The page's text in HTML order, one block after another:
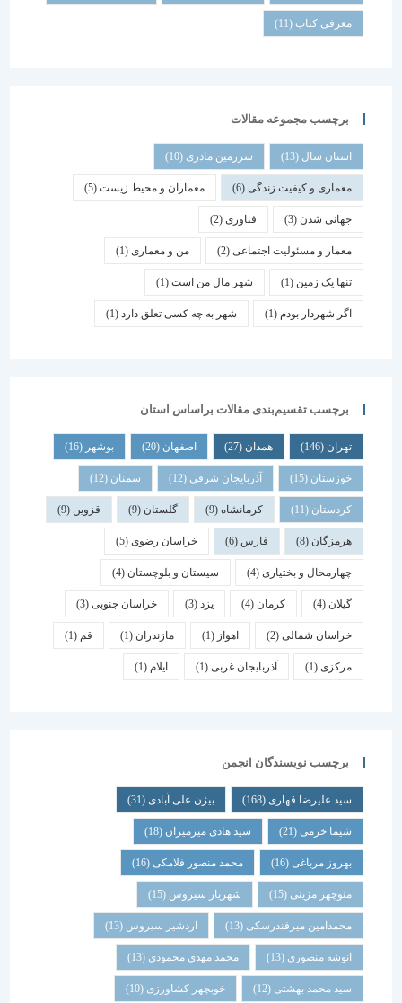
معرفی کتاب(11)
برچسب مجموعه مقالات
استان سال(13) سرزمین مادری(10)
معماری و کیفیت زندگی(6) معماران و محیط زیست(5)
جهانی شدن(3) فناوری (2)
معمار و مسئولیت اجتماعی (2) من و معماری (1)
تنها یک زمین(1) شهر مال من است(1)
اگر شهردار بودم (1) شهر به چه کسی تعلق دارد(1)
برچسب تقسیم‌بندی مقالات براساس استان
همدان اصفهان (20) بوشهر
خوزستان(15) آذربایجان شرقی(12) سمنان (12)
کردستان(11) کرمانشاه(9) گلستان (9) قزوین
هرمزگان(8) فارس خراسان رضوی(5)
چهارمحال و بختیاری (4) سیستان و بلوچستان(4)
کرمان یزد خراسان جنوبی(3)
خراسان شمالی(2) اهواز مازندران(1) قم
(1) آذربایجان غربی(1) ایلام
برچسب نویسندگان انجمن
سید علیرضا قهاری(168) بیژن علی آبادی(31)
شیما خرمی(21) سید هادی میرمیران(18)
بهروز مرباغی (16) محمد منصور فلامکی (16)
منوچهر مزینی(15) شهریار سیروس(15)
محمدامین میرفندرسکی(13) اردشیر سیروس(13)
انوشه منصوری(13) محمد مهدی محمودی(13)
سید محمد بهشتی(12) خوبچهر کشاورزی(10)